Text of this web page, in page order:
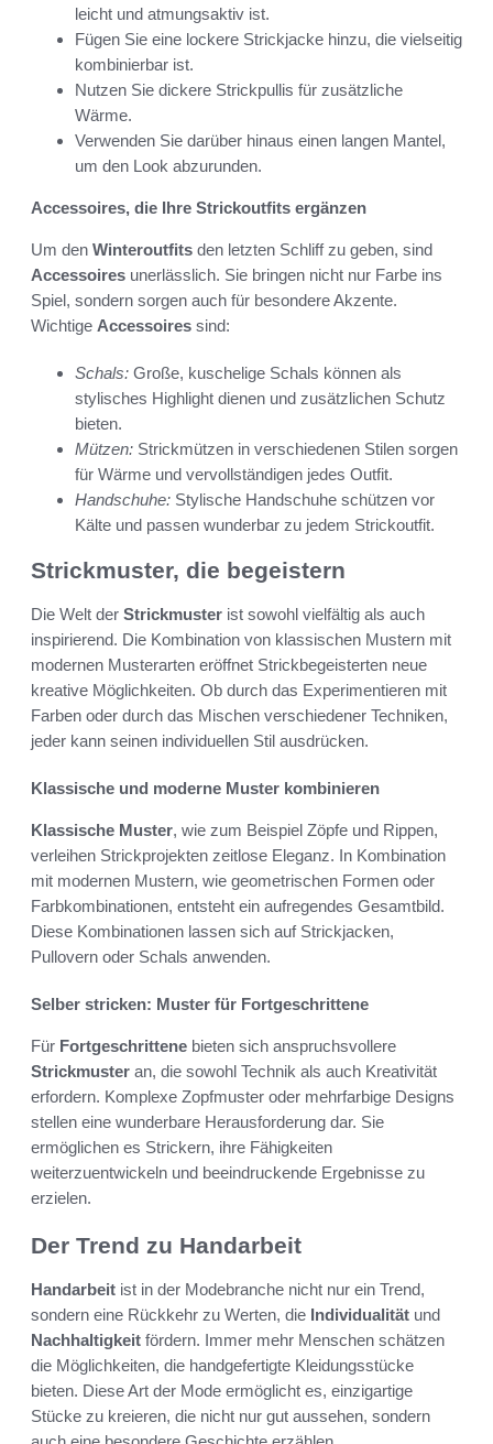
leicht und atmungsaktiv ist.
Fügen Sie eine lockere Strickjacke hinzu, die vielseitig
kombinierbar ist.
Nutzen Sie dickere Strickpullis für zusätzliche
Wärme.
Verwenden Sie darüber hinaus einen langen Mantel,
um den Look abzurunden.
Accessoires, die Ihre Strickoutfits ergänzen
Um den Winteroutfits den letzten Schliff zu geben, sind
Accessoires unerlässlich. Sie bringen nicht nur Farbe ins
Spiel, sondern sorgen auch für besondere Akzente.
Wichtige Accessoires sind:
Schals: Große, kuschelige Schals können als
stylisches Highlight dienen und zusätzlichen Schutz
bieten.
Mützen: Strickmützen in verschiedenen Stilen sorgen
für Wärme und vervollständigen jedes Outfit.
Handschuhe: Stylische Handschuhe schützen vor
Kälte und passen wunderbar zu jedem Strickoutfit.
Strickmuster, die begeistern
Die Welt der Strickmuster ist sowohl vielfältig als auch
inspirierend. Die Kombination von klassischen Mustern mit
modernen Musterarten eröffnet Strickbegeisterten neue
kreative Möglichkeiten. Ob durch das Experimentieren mit
Farben oder durch das Mischen verschiedener Techniken,
jeder kann seinen individuellen Stil ausdrücken.
Klassische und moderne Muster kombinieren
Klassische Muster, wie zum Beispiel Zöpfe und Rippen,
verleihen Strickprojekten zeitlose Eleganz. In Kombination
mit modernen Mustern, wie geometrischen Formen oder
Farbkombinationen, entsteht ein aufregendes Gesamtbild.
Diese Kombinationen lassen sich auf Strickjacken,
Pullovern oder Schals anwenden.
Selber stricken: Muster für Fortgeschrittene
Für Fortgeschrittene bieten sich anspruchsvollere
Strickmuster an, die sowohl Technik als auch Kreativität
erfordern. Komplexe Zopfmuster oder mehrfarbige Designs
stellen eine wunderbare Herausforderung dar. Sie
ermöglichen es Strickern, ihre Fähigkeiten
weiterzuentwickeln und beeindruckende Ergebnisse zu
erzielen.
Der Trend zu Handarbeit
Handarbeit ist in der Modebranche nicht nur ein Trend,
sondern eine Rückkehr zu Werten, die Individualität und
Nachhaltigkeit fördern. Immer mehr Menschen schätzen
die Möglichkeiten, die handgefertigte Kleidungsstücke
bieten. Diese Art der Mode ermöglicht es, einzigartige
Stücke zu kreieren, die nicht nur gut aussehen, sondern